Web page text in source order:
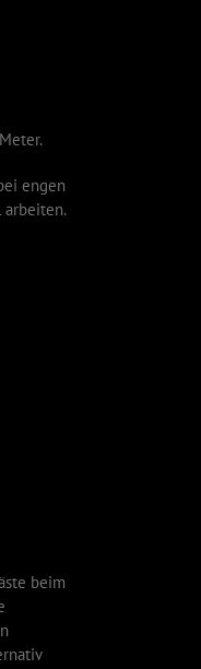
engen
arbeiten.
beim